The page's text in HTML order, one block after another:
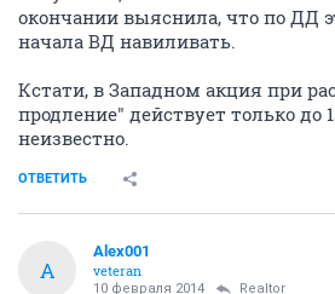
окончании выяснила, что по ДД
начала ВД навиливать.
Кстати, в Западном акция при
продление" действует только до
неизвестно.
ОТВЕТИТЬ
A
Alex001
veteran
10 февраля 2014 Realtor